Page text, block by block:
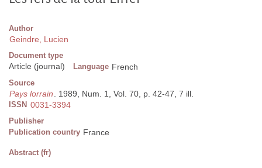
Author
Geindre, Lucien
Document type
Article (journal) Language French
Source
Pays lorrain. 1989, Num. 1, Vol. 70, p. 42-47, 7 ill.
ISSN 0031-3394
Publisher
Publication country France
Abstract (fr)